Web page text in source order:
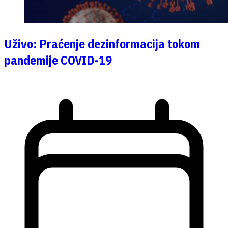
Uživo: Praćenje dezinformacija tokom
pandemije COVID-19